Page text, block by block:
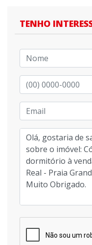
TENHO